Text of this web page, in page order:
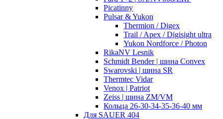
Picatinny
Pulsar & Yukon
Thermion / Digex
Trail / Apex / Digisight ultra
Yukon Nordforce / Photon
RikaNV Lesnik
Schmidt Bender | шина Convex
Swarovski | шина SR
Thermtec Vidar
Venox | Patriot
Zeiss | шина ZM/VM
Кольца 26-30-34-35-36-40 мм
Для SAUER 404